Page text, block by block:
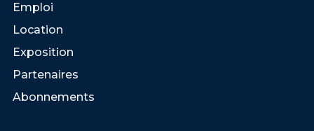
Emploi
Location
Exposition
Partenaires
Abonnements